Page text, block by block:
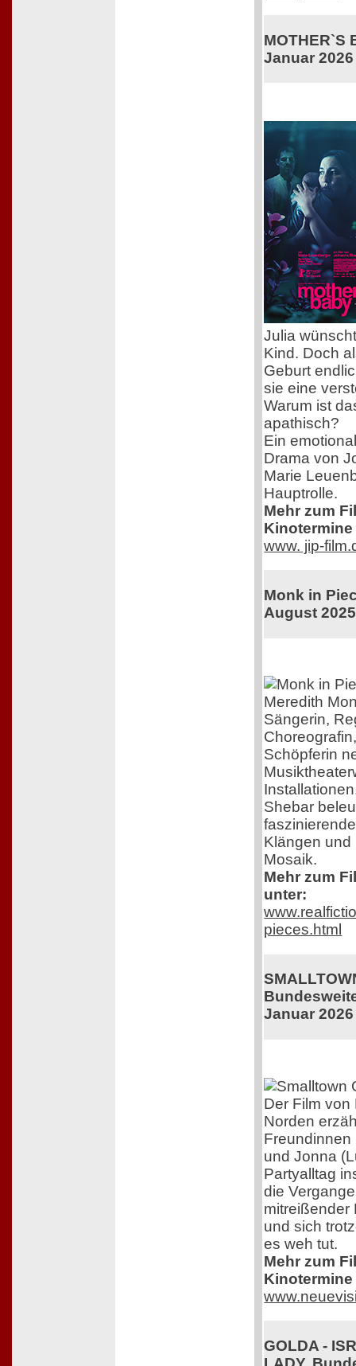
MOTHER`S
Januar 2026
Julia
Kind. Doch
Geburt
sie eine
Warum ist
apathisch?
Ein
Drama von
Marie
Hauptrolle.
Mehr zum
www. jip-
Monk in
August 2025
Meredith
Sängerin,
Schöpferin
Shebar
Klängen und
Mosaik.
Mehr zum
unter:
pieces.html
Januar 2026
Der Film von
Norden
Freundinnen
und Jonna
Partyalltag
die
mitreißender
und sich
es weh tut.
Mehr zum
GOLDA -